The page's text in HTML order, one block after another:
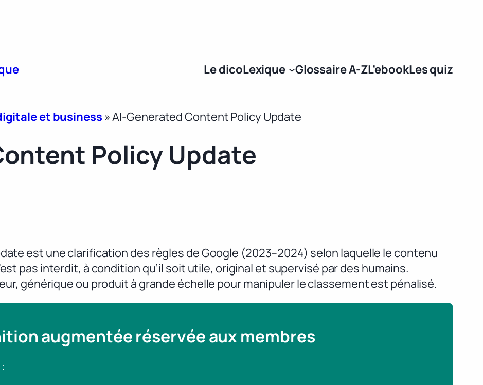
Le dicoLexique Glossaire A-ZL’ebookLes quiz
et business »AI-Generated Content Policy Update
Policy Update
est une clarification des règles de Google (2023–2024) selon laquelle le contenu
pas interdit, à condition qu’il soit utile, original et supervisé par des humains.
générique ou produit à grande échelle pour manipuler le classement est pénalisé.
augmentée réservée aux membres